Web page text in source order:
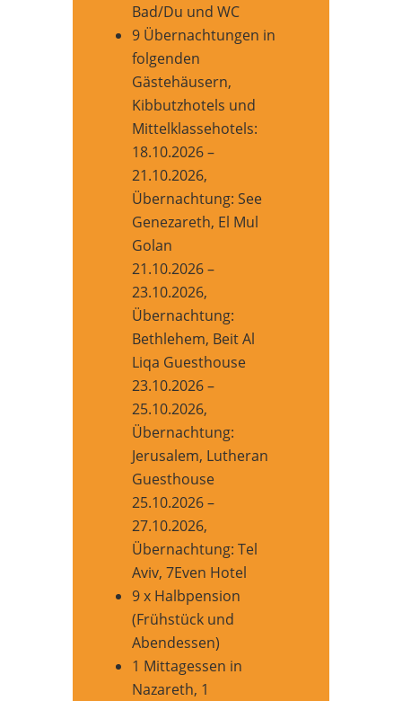
Bad/Du und WC
9 Übernachtungen in
folgenden
Gästehäusern,
Kibbutzhotels und
Mittelklassehotels:
18.10.2026 –
21.10.2026,
Übernachtung: See
Genezareth, El Mul
Golan
21.10.2026 –
23.10.2026,
Übernachtung:
Bethlehem, Beit Al
Liqa Guesthouse
23.10.2026 –
25.10.2026,
Übernachtung:
Jerusalem, Lutheran
Guesthouse
25.10.2026 –
27.10.2026,
Übernachtung: Tel
Aviv, 7Even Hotel
9 x Halbpension
(Frühstück und
Abendessen)
1 Mittagessen in
Nazareth, 1